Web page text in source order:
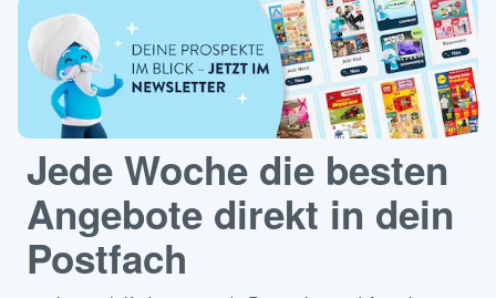
Jede Woche die besten
Angebote direkt in dein
Postfach